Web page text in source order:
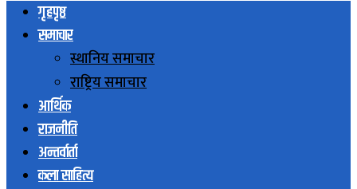
गृहपृष्ठ
समाचार
स्थानिय समाचार
राष्ट्रिय समाचार
आर्थिक
राजनीति
अन्तर्वार्ता
कला साहित्य